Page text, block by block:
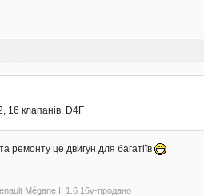
16 клапанів, D4F
ремонту це двигун для багатіїв
Mégane II 1.6 16v-продано